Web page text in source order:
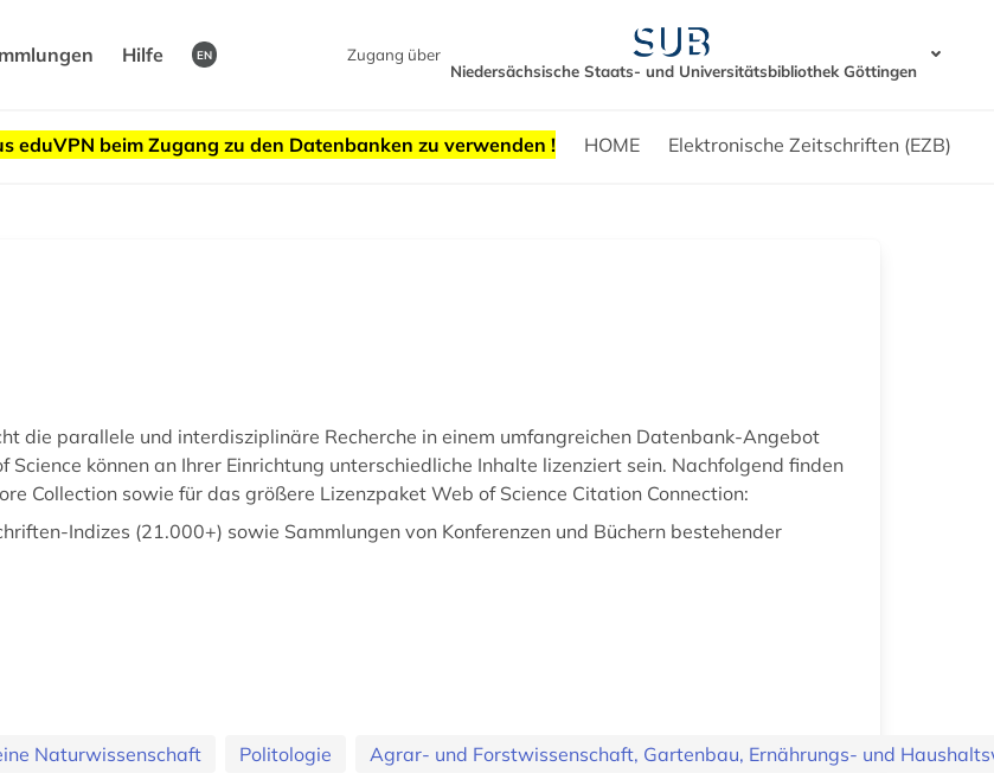
Hilfe EN
Zugang über
Niedersächsische Staats- und Universitätsbibliothek Göttingen
eduVPN beim Zugang zu den Datenbanken zu verwenden ! HOME Elektronische Zeitschriften (EZB)
die parallele und interdisziplinäre Recherche in einem umfangreichen Datenbank-Angebot
Science können an Ihrer Einrichtung unterschiedliche Inhalte lizenziert sein. Nachfolgend finden
Collection sowie für das größere Lizenzpaket Web of Science Citation Connection:
Indizes (21.000+) sowie Sammlungen von Konferenzen und Büchern bestehender
Naturwissenschaft Politologie Agrar- und Forstwissenschaft, Gartenbau, Ernährungs- und